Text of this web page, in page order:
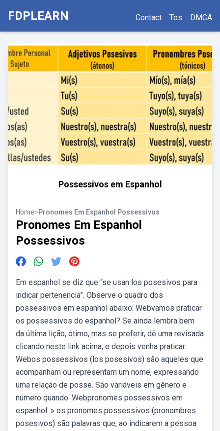
FDPLEARN Contact Tos DMCA
Possessivos em Espanhol
Home>Pronomes Em Espanhol Possessivos
Pronomes Em Espanhol
Possessivos
Em espanhol se diz que “se usan los posesivos para
indicar pertenencia”. Observe o quadro dos
possessivos em espanhol abaixo: Webvamos praticar
os possessivos do espanhol? Se ainda lembra bem
da última lição, ótimo, mas se preferir, dê uma revisada
clicando neste link acima, e depois venha praticar.
Webos possessivos (los posesivos) são aqueles que
acompanham ou representam um nome, expressando
uma relação de posse. São variáveis em gênero e
número quando. Webpronomes possessivos em
espanhol. » os pronomes possessivos (pronombres
posesivos) são palavras que, ao indicarem a pessoa